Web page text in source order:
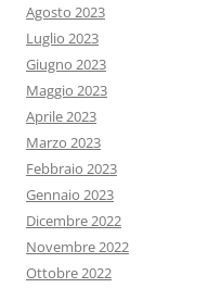
Agosto 2023
Luglio 2023
Giugno 2023
Maggio 2023
Aprile 2023
Marzo 2023
Febbraio 2023
Gennaio 2023
Dicembre 2022
Novembre 2022
Ottobre 2022